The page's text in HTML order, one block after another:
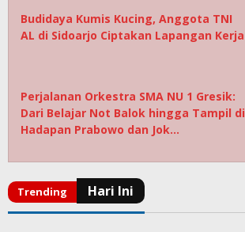
Budidaya Kumis Kucing, Anggota TNI
AL di Sidoarjo Ciptakan Lapangan Kerja
Perjalanan Orkestra SMA NU 1 Gresik:
Dari Belajar Not Balok hingga Tampil di
Hadapan Prabowo dan Jok…